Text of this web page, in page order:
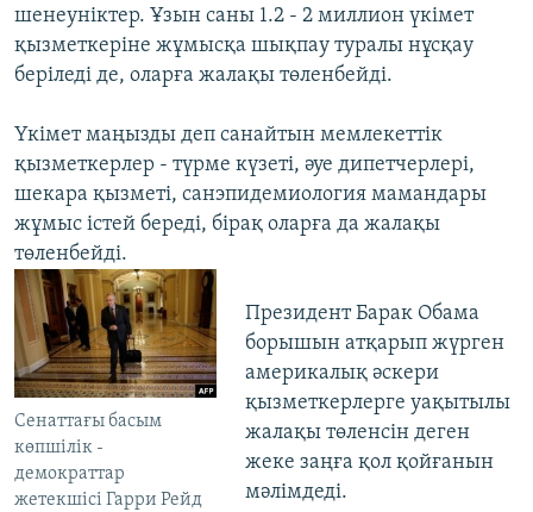
шенеуніктер. Ұзын саны 1.2 - 2 миллион үкімет
қызметкеріне жұмысқа шықпау туралы нұсқау
беріледі де, оларға жалақы төленбейді.
Үкімет маңызды деп санайтын мемлекеттік
қызметкерлер - түрме күзеті, әуе дипетчерлері,
шекара қызметі, санэпидемиология мамандары
жұмыс істей береді, бірақ оларға да жалақы
төленбейді.
Сенаттағы басым
көпшілік -
демократтар
жетекшісі Гарри Рейд
Президент Барак Обама
борышын атқарып жүрген
америкалық әскери
қызметкерлерге уақытылы
жалақы төленсін деген
жеке заңға қол қойғанын
мәлімдеді.